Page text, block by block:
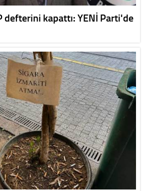
defterini kapattı: YENİ Parti'de